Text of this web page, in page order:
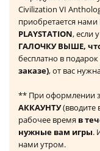
Civilization VI
приобретается нами
PLAYSTATION, если
ГАЛОЧКУ ВЫШЕ,
бесплатно в подарок
заказе), от вас
** При оформлении
АККАУНТУ(вводите
рабочее время в
нужные вам игры.
нами утром.